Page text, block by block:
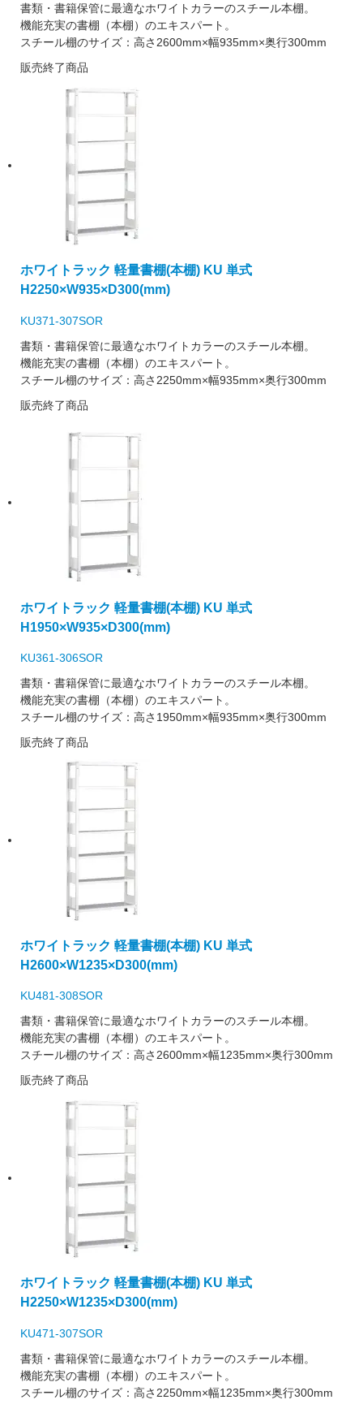
書類・書籍保管に最適なホワイトカラーのスチール本棚。
機能充実の書棚（本棚）のエキスパート。
スチール棚のサイズ：高さ2600mm×幅935mm×奥行300mm
販売終了商品
ホワイトラック 軽量書棚(本棚) KU 単式
H2250×W935×D300(mm)
KU371-307SOR
書類・書籍保管に最適なホワイトカラーのスチール本棚。
機能充実の書棚（本棚）のエキスパート。
スチール棚のサイズ：高さ2250mm×幅935mm×奥行300mm
販売終了商品
ホワイトラック 軽量書棚(本棚) KU 単式
H1950×W935×D300(mm)
KU361-306SOR
書類・書籍保管に最適なホワイトカラーのスチール本棚。
機能充実の書棚（本棚）のエキスパート。
スチール棚のサイズ：高さ1950mm×幅935mm×奥行300mm
販売終了商品
ホワイトラック 軽量書棚(本棚) KU 単式
H2600×W1235×D300(mm)
KU481-308SOR
書類・書籍保管に最適なホワイトカラーのスチール本棚。
機能充実の書棚（本棚）のエキスパート。
スチール棚のサイズ：高さ2600mm×幅1235mm×奥行300mm
販売終了商品
ホワイトラック 軽量書棚(本棚) KU 単式
H2250×W1235×D300(mm)
KU471-307SOR
書類・書籍保管に最適なホワイトカラーのスチール本棚。
機能充実の書棚（本棚）のエキスパート。
スチール棚のサイズ：高さ2250mm×幅1235mm×奥行300mm